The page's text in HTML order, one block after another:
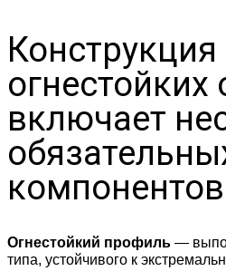
Конструкция
огнестойких
включает
компонентов
Огнестойкий профиль —
типа, устойчивого к